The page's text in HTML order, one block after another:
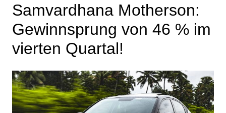
Samvardhana Motherson:
Gewinnsprung von 46 % im
vierten Quartal!